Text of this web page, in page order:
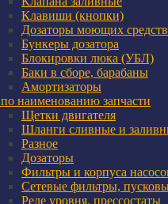
Клавиши (кнопки)
Дозаторы моющих средств
Бункеры дозатора
Блокировки люка (УБЛ)
Баки в сборе, барабаны
Амортизаторы
по наименованию запчасти
Щетки двигателя
Шланги сливные и
Разное
Дозаторы
Фильтры и корпуса
Сетевые фильтры,
Реле уровня, прессостаты